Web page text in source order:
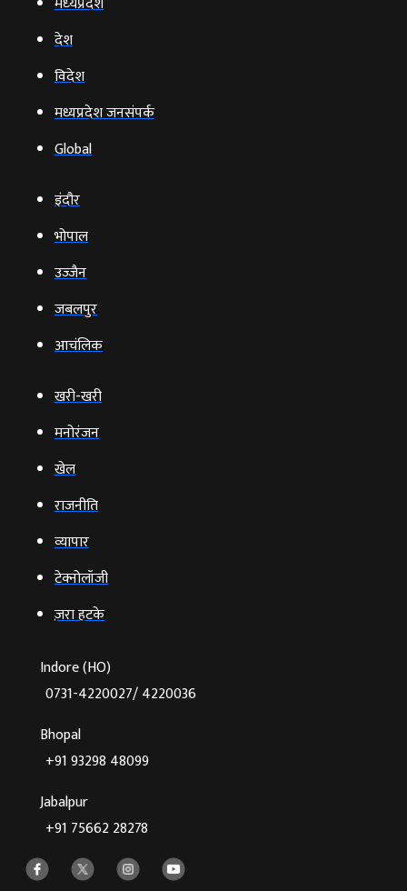
देश
विदेश
मध्यप्रदेश जनसंपर्क
Global
इंदौर
भोपाल
उज्‍जैन
जबलपुर
आचंलिक
खरी-खरी
मनोरंजन
खेल
राजनीति
व्‍यापार
टेक्‍नोलॉजी
ज़रा हटके
Indore (HO)
0731-4220027/ 4220036
Bhopal
+91 93298 48099
Jabalpur
+91 75662 28278